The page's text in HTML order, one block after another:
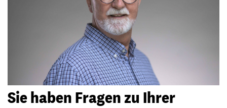
Sie haben Fragen zu Ihrer